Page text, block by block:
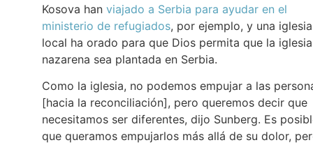
Kosova han viajado a Serbia para ayudar en el
ministerio de refugiados, por ejemplo, y una iglesia
local ha orado para que Dios permita que la iglesia
nazarena sea plantada en Serbia.
Como la iglesia, no podemos empujar a las
[hacia la reconciliación], pero queremos decir que
necesitamos ser diferentes, dijo Sunberg. Es
que queramos empujarlos más allá de su dolor,